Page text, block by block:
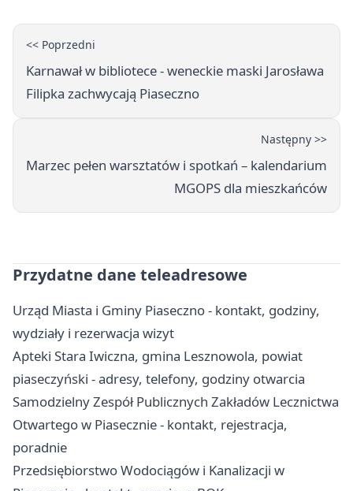
<< Poprzedni
Karnawał w bibliotece - weneckie maski Jarosława
Filipka zachwycają Piaseczno
Następny >>
Marzec pełen warsztatów i spotkań – kalendarium
MGOPS dla mieszkańców
Przydatne dane teleadresowe
Urząd Miasta i Gminy Piaseczno - kontakt, godziny,
wydziały i rezerwacja wizyt
Apteki Stara Iwiczna, gmina Lesznowola, powiat
piaseczyński - adresy, telefony, godziny otwarcia
Samodzielny Zespół Publicznych Zakładów Lecznictwa
Otwartego w Piasecznie - kontakt, rejestracja,
poradnie
Przedsiębiorstwo Wodociągów i Kanalizacji w